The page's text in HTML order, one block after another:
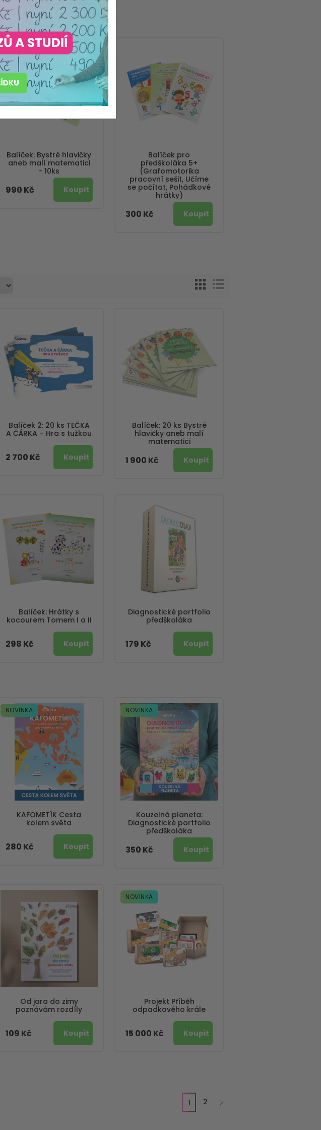
Balíček: Bystré hlavičky
aneb malí matematici
- 10ks
990 Kč
Balíček pro
předškoláka 5+
(Grafomotorika
pracovní sešit, Učíme
se počítat, Pohádkové
hrátky)
300 Kč
Balíček 2: 20 ks TEČKA
A ČÁRKA – Hra s tužkou
2 700 Kč
Balíček: 20 ks Bystré
hlavičky aneb malí
matematici
1 900 Kč
Balíček: Hrátky s
kocourem Tomem I a II
298 Kč
Diagnostické portfolio
předškoláka
179 Kč
NOVINKA
KAFOMETÍK Cesta
kolem světa
280 Kč
NOVINKA
Kouzelná planeta:
Diagnostické portfolio
předškoláka
350 Kč
Od jara do zimy
poznávám rozdíly
109 Kč
NOVINKA
Projekt Příběh
odpadkového krále
15 000 Kč
1 2